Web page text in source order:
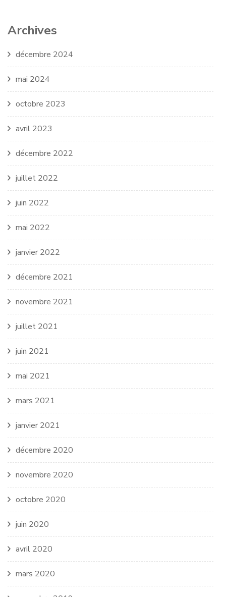
Archives
décembre 2024
mai 2024
octobre 2023
avril 2023
décembre 2022
juillet 2022
juin 2022
mai 2022
janvier 2022
décembre 2021
novembre 2021
juillet 2021
juin 2021
mai 2021
mars 2021
janvier 2021
décembre 2020
novembre 2020
octobre 2020
juin 2020
avril 2020
mars 2020